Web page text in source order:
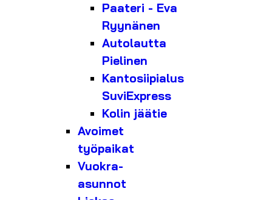
Paateri - Eva
Ryynänen
Autolautta
Pielinen
Kantosiipialus
SuviExpress
Kolin jäätie
Avoimet
työpaikat
Vuokra-
asunnot